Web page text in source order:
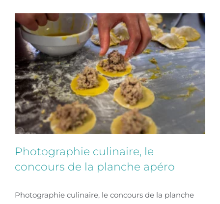
Ville
et
ses
hameaux
Photographie culinaire, le concours
Photographie culinaire, le
concours de la planche apéro
Photographie culinaire, le concours de la planche